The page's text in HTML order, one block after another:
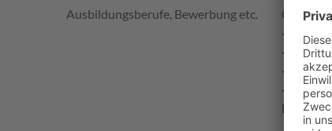
Ausbildungsberufe, Bewerbung etc.
-
-
-
-